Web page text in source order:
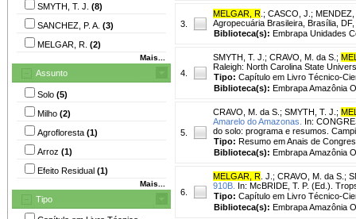
SMYTH, T. J. (8)
SANCHEZ, P. A. (3)
MELGAR, R. (2)
Mais...
Assunto
Solo (5)
Milho (2)
Agrofloresta (1)
Arroz (1)
Efeito Residual (1)
Mais...
Tipo
3.
MELGAR, R ; CASCO, J. ; MENDEZ,
Agropecuária Brasileira, Brasília,
Biblioteca(s): Embrapa Unidades
4.
SMYTH, T. J. ; CRAVO, M. da S. ;
Raleigh: North Carolina State
Tipo: Capítulo em Livro Técnico-
Biblioteca(s): Embrapa Amazônia
5.
CRAVO, M. da S. ; SMYTH, T. J. ;
Amarelo do Amazonas.
In:
do solo: programa e resumos.
Tipo: Resumo em Anais de
Biblioteca(s): Embrapa Amazônia
6.
MELGAR, R . J. ; CRAVO, M. da S. ;
910B. In: McBRIDE, T. P. (Ed.).
Tipo: Capítulo em Livro Técnico-
Biblioteca(s): Embrapa Amazônia